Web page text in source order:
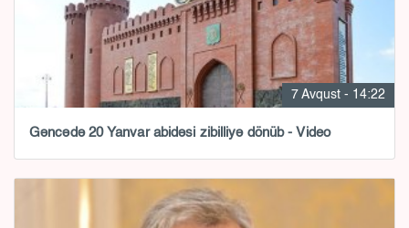
7 Avqust - 14:22
Gəncədə 20 Yanvar abidəsi zibilliyə dönüb - Video